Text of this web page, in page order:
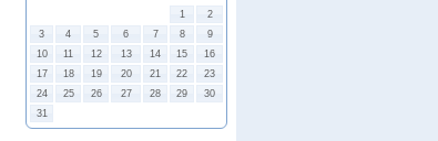
1
2
3
4 5 6 7 8
9
10
11 12 13 14 15
16
17
18 19 20 21 22
23
24
25 26 27 28 29
30
31